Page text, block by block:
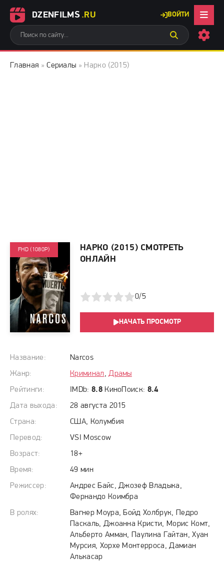
DZENFILMS .RU ВОЙТИ
Главная »Сериалы » Нарко (2015)
НАРКО (2015) СМОТРЕТЬ
ОНЛАЙН
Название:
Narcos
Жанр:
Криминал,Драмы
Рейтинги:
IMDb: 8.8КиноПоиск: 8.4
Дата выхода:
28 августа 2015
Страна:
США, Колумбия
Перевод:
VSI Moscow
Возраст:
18+
Время:
49 мин
Режиссер:
Андрес Байс, Джозеф Владыка,
Фернандо Коимбра
В ролях:
Вагнер Моура, Бойд Холбрук, Педро
Паскаль, Джоанна Кристи, Морис Комт,
Альберто Амман, Паулина Гайтан, Хуан
Мурсия, Хорхе Монтерроса, Дамиан
Алькасар
FHD (1080P)
1 2 3 4 0/5
НАЧАТЬ ПРОСМОТР